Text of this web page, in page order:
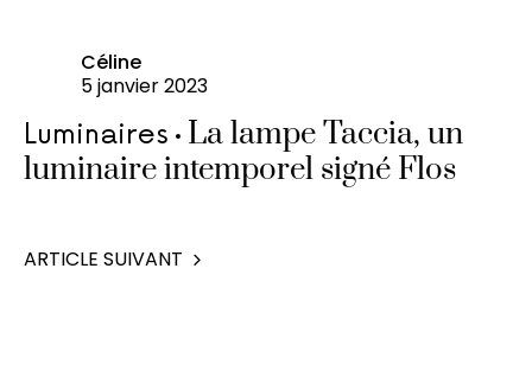
Céline
5 janvier 2023
Luminaires
La lampe Taccia, un
luminaire intemporel signé Flos
ARTICLE SUIVANT